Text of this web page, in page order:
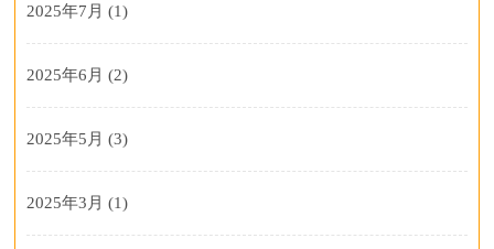
2025年7月 (1)
2025年6月 (2)
2025年5月 (3)
2025年3月 (1)